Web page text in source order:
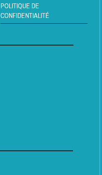
POLITIQUE DE
CONFIDENTIALITÉ